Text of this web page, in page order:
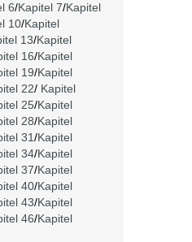
6/Kapitel 7/Kapitel
10/Kapitel
13/Kapitel
16/Kapitel
19/Kapitel
22/ Kapitel
25/Kapitel
28/Kapitel
31/Kapitel
34/Kapitel
37/Kapitel
40/Kapitel
43/Kapitel
46/Kapitel